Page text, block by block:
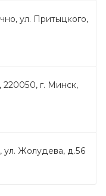
ул. Притыцкого,
г. Минск,
ул. Жолудева, д.56